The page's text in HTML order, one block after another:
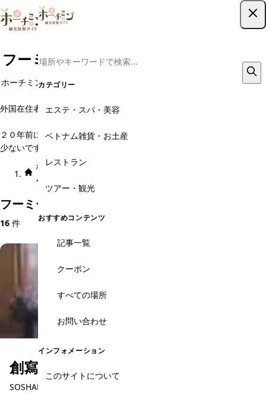
カテゴリー
エステ・スパ・美容
ベトナム雑貨・お土産
レストラン
ツアー・観光
おすすめコンテンツ
記事一覧
クーポン
すべての場所
お問い合わせ
インフォメーション
このサイトについて
フーミーフン・韓国人街の観光スポット
ホーチミン市７区の中心エリアはフーミンフンPhu My Hung)地区と呼
外国在住者も多く、デパートやスーパー、飲食店も外国人向けのものが
２０年前には何もなかった、新興住宅地ということで観光で訪れる方は
少ないですが、クレッセントモールなんかへの買い物は楽しいですよ。
ホー
ム
エリア × カテゴ
フーミーフン・韓国人街のおすすめ観光スポット
16 件
創寫舘（そうしゃかん）スタジオ
SOSHAKAN Studio